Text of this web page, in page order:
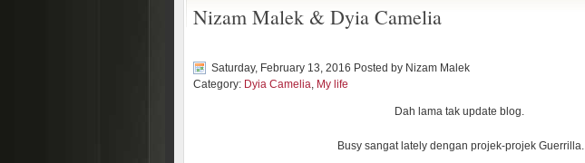
Nizam Malek & Dyia Camelia
Saturday, February 13, 2016 Posted by Nizam Malek
Category: Dyia Camelia, My life
Dah lama tak update blog.
Busy sangat lately dengan projek-projek Guerrilla.